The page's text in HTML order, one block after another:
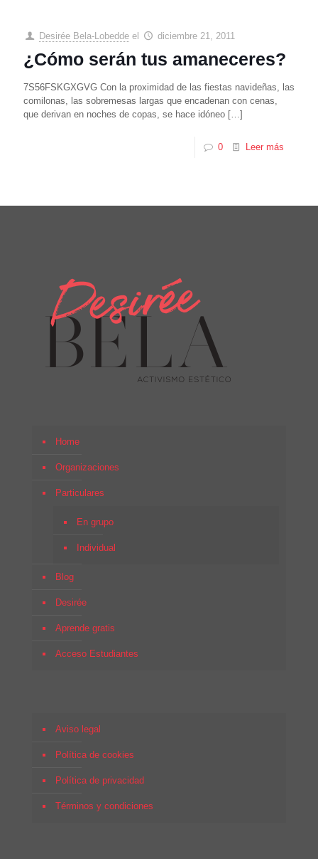
Desirée Bela-Lobedde el diciembre 21, 2011
¿Cómo serán tus amaneceres?
7S56FSKGXGVG Con la proximidad de las fiestas navideñas, las
comilonas, las sobremesas largas que encadenan con cenas,
que derivan en noches de copas, se hace idóneo […]
0 Leer más
Home
Organizaciones
Particulares
En grupo
Individual
Blog
Desirée
Aprende gratis
Acceso Estudiantes
Aviso legal
Política de cookies
Política de privacidad
Términos y condiciones